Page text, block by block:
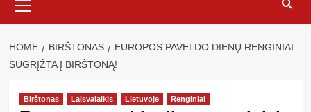
Menu
HOME BIRŠTONAS
EUROPOS PAVELDO DIENŲ RENGINIAI
SUGRĮŽTA Į BIRŠTONĄ!
Birštonas Laisvalaikis Lietuvoje Renginiai